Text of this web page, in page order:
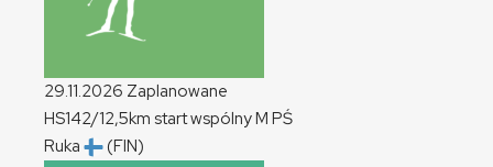
29.11.2026 Zaplanowane
HS142/12,5km start wspólnyM PŚ
Ruka
(FIN)